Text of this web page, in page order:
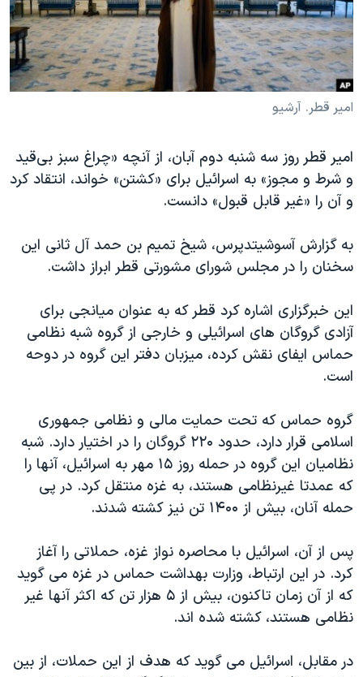
فرهنگ و زندگی
حقوق شهروندی
اقتصادی
علم و فناوری
گالری عکس
آرشیو پخش زنده
مستندها
انتخابات ریاست جمهوری آمریکا ۲۰۲۴
حمله جمهوری اسلامی به اسرائیل
رمز مهسا
اعتراضات زن، زندگی، آزادی
مجموعه مستندهای دادخواهی
دادگاه حمید نوری
چهل سال گروگان‌گیری
قانون شفافیت دارائی کادر رهبری ایران
اعتراضات مردمی آبان ۹۸
اسرائیل در جنگ
همایش محافظه‌کاران آمریکا «سی‌پک»
صفحه‌های ویژه
سفر پرزیدنت ترامپ به چین
دنبال کنید
امیر قطر. آرشیو
امیر قطر روز سه شنبه دوم آبان، از آنچه «چراغ سبز بی‌قید
و شرط و مجوز»‌ به اسرائیل برای «کشتن»‌ خواند، انتقاد کرد
و آن را «غیر قابل قبول» دانست.
به گزارش آسوشیتدپرس، شیخ تمیم بن حمد آل ثانی این
سخنان را در مجلس شورای مشورتی قطر ابراز داشت.
این خبرگزاری اشاره کرد قطر که به عنوان میانجی برای
آزادی گروگان های اسرائیلی و خارجی از گروه شبه نظامی
حماس ایفای نقش کرده، میزبان دفتر این گروه در دوحه
است.
گروه حماس که تحت حمایت مالی و نظامی جمهوری
اسلامی قرار دارد، حدود ۲۲۰ گروگان را در اختیار دارد. شبه
نظامیان این گروه در حمله روز ۱۵ مهر به اسرائیل، آنها را
که عمدتا غیرنظامی هستند، به غزه منتقل کرد. در پی
حمله آنان، بیش از ۱۴۰۰ تن نیز کشته شدند.
پس از آن، اسرائیل با محاصره نواز غزه، حملاتی را آغاز
کرد. در این ارتباط، وزارت بهداشت حماس در غزه می گوید
که از آن زمان تاکنون، بیش از ۵ هزار تن که اکثر آنها غیر
نظامی هستند، کشته شده اند.
در مقابل، اسرائیل می گوید که هدف از این حملات، از بین